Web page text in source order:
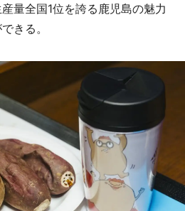
量全国1位を誇る鹿児島の魅力
きる。